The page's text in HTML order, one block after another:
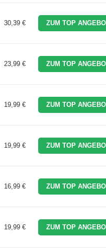
30,39 € ZUM TOP
23,99 € ZUM TOP
19,99 € ZUM TOP
19,99 € ZUM TOP
16,99 € ZUM TOP
19,99 € ZUM TOP